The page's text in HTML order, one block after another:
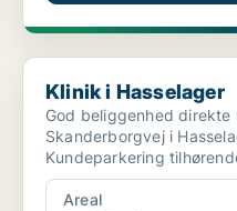
Klinik i Hasselager
Klinik i Hasselager
God beliggenhed
Skanderborgvej i
Kundeparkering
med eller uden i...
Areal